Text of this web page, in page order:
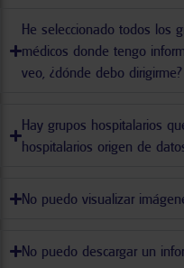
He seleccionado todos los
médicos donde tengo
veo, ¿dónde debo dirigirme?
Hay grupos hospitalarios
hospitalarios origen de
No puedo visualizar
No puedo descargar un